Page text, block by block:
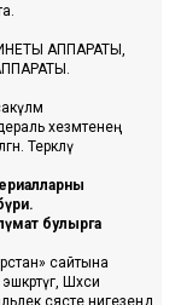
АППАРАТЫ,
хезмәтенең
Теркәлү
булырга
сайтына
Шәхси
сәясәте нигезендә